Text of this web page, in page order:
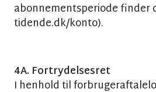
abonnementsperiode finder
tidende.dk/konto).
4A. Fortrydelsesret
I henhold til